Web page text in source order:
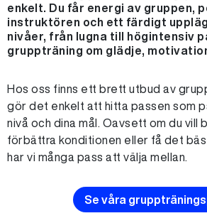
enkelt. Du får energi av gruppen,
instruktören och ett färdigt
nivåer, från lugna till högintensiv
gruppträning om glädje,
Hos oss finns ett brett utbud av
gör det enkelt att hitta passen som
nivå och dina mål. Oavsett om du vill
förbättra konditionen eller få det
har vi många pass att välja mellan.
Se våra